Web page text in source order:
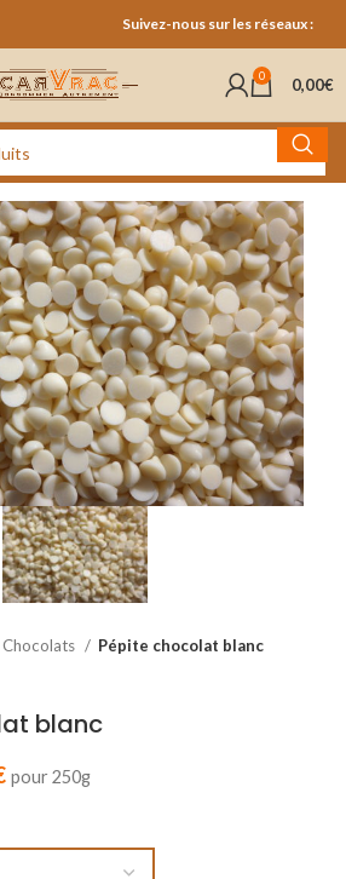
Suivez-nous sur les réseaux :
0 0,00€
Chocolats Pépite chocolat blanc
blanc
pour 250g